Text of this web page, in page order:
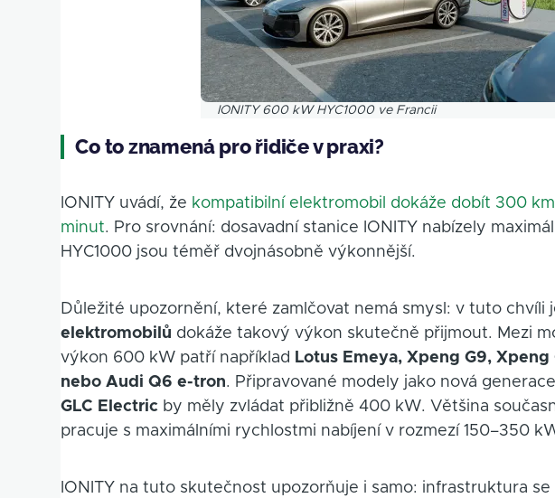
IONITY 600 kW HYC1000 ve Francii
Co to znamená pro řidiče v praxi?
IONITY uvádí, že kompatibilní elektromobil dokáže dobít 300
minut. Pro srovnání: dosavadní stanice IONITY nabízely
HYC1000 jsou téměř dvojnásobně výkonnější.
Důležité upozornění, které zamlčovat nemá smysl: v tuto chvíli
elektromobilů dokáže takový výkon skutečně přijmout. Mezi
výkon 600 kW patří například Lotus Emeya, Xpeng G9,
nebo Audi Q6 e-tron. Připravované modely jako nová generace
GLC Electric by měly zvládat přibližně 400 kW. Většina
pracuje s maximálními rychlostmi nabíjení v rozmezí 150–350
IONITY na tuto skutečnost upozorňuje i samo: infrastruktura